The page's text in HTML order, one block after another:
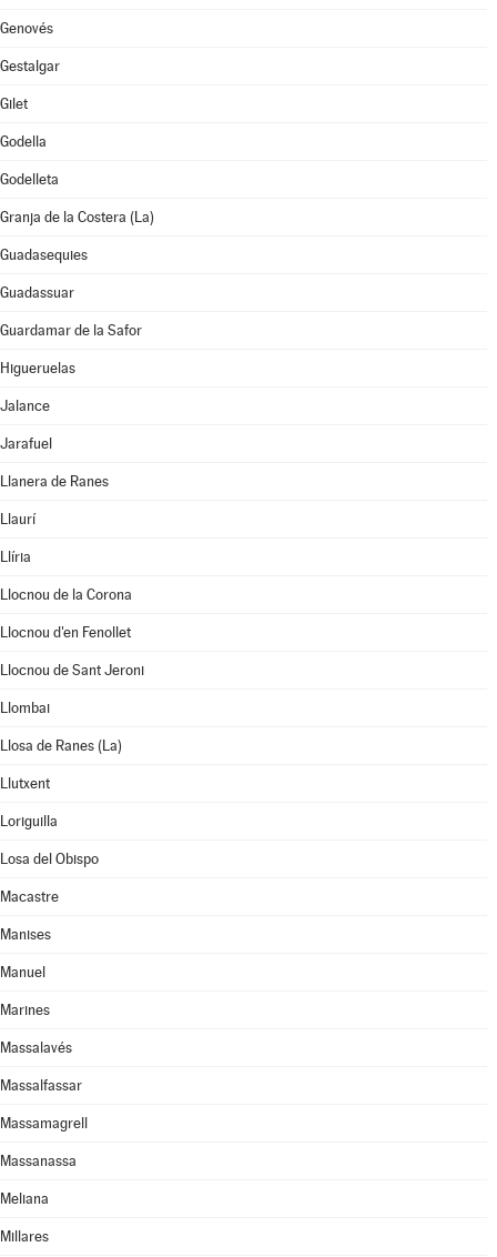
Genovés
Gestalgar
Gilet
Godella
Godelleta
Granja de la Costera (La)
Guadasequies
Guadassuar
Guardamar de la Safor
Higueruelas
Jalance
Jarafuel
Llanera de Ranes
Llaurí
Llíria
Llocnou de la Corona
Llocnou d'en Fenollet
Llocnou de Sant Jeroni
Llombai
Llosa de Ranes (La)
Llutxent
Loriguilla
Losa del Obispo
Macastre
Manises
Manuel
Marines
Massalavés
Massalfassar
Massamagrell
Massanassa
Meliana
Millares